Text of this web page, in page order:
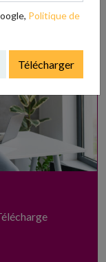
Politique de
Télécharger